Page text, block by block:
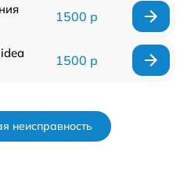
1500 р
1500 р
неисправность